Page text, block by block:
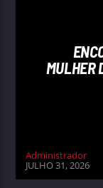
MULHER
Administrador
JULHO 31, 2026